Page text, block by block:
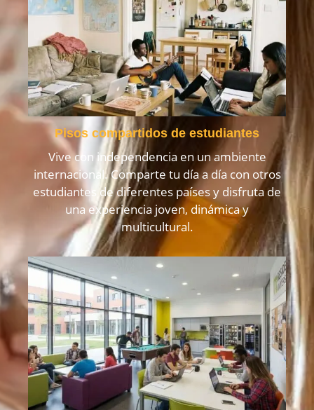
Pisos compartidos de estudiantes
Vive con independencia en un ambiente
internacional. Comparte tu día a día con otros
estudiantes de diferentes países y disfruta de
una experiencia joven, dinámica y
multicultural.